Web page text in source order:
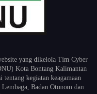
yang dikelola Tim Cyber
Kota Bontang Kalimantan
kegiatan keagamaan
Badan Otonom dan